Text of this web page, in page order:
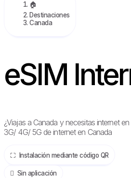
🏠
Destinaciones
Canada
eSIM
¿Viajas a Canada y necesitas internet
3G/ 4G/ 5G de internet en Canada
⛶️️ Instalación mediante código QR
️ Sin aplicación